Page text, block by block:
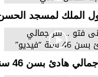
الملك لمسجد الحسن
بسن 46 سنة “فيديو”